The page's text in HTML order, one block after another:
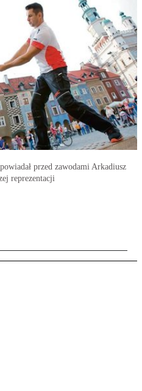
przed zawodami Arkadiusz
reprezentacji